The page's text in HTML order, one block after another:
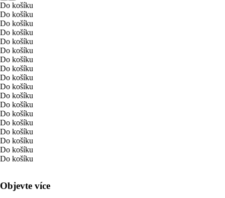
Do košíku
Do košíku
Do košíku
Do košíku
Do košíku
Do košíku
Do košíku
Do košíku
Do košíku
Do košíku
Do košíku
Do košíku
Do košíku
Do košíku
Do košíku
Do košíku
Do košíku
Do košíku
Objevte více